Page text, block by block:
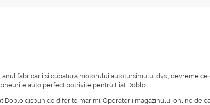
fabricarii si cubatura motorului autotursimului dvs., devreme
auto perfect potrivite pentru Fiat Doblo.
dispun de diferite marimi. Operatorii magazinului online de